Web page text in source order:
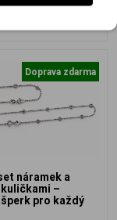
Doprava zdarma
náramek a
–
pro každý